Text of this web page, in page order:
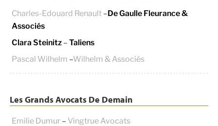
Charles-Edouard Renault –De Gaulle Fleurance &
Associés
Clara Steinitz – Taliens
Pascal Wilhelm –Wilhelm & Associés
Les Grands Avocats De Demain
Emilie Dumur – Vingtrue Avocats